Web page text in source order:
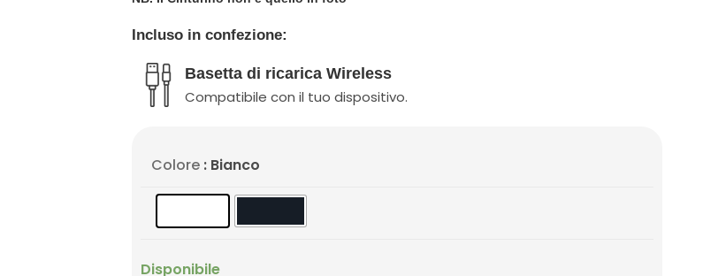
Incluso in confezione:
Basetta di ricarica Wireless
Compatibile con il tuo dispositivo.
Colore : Bianco
Disponibile